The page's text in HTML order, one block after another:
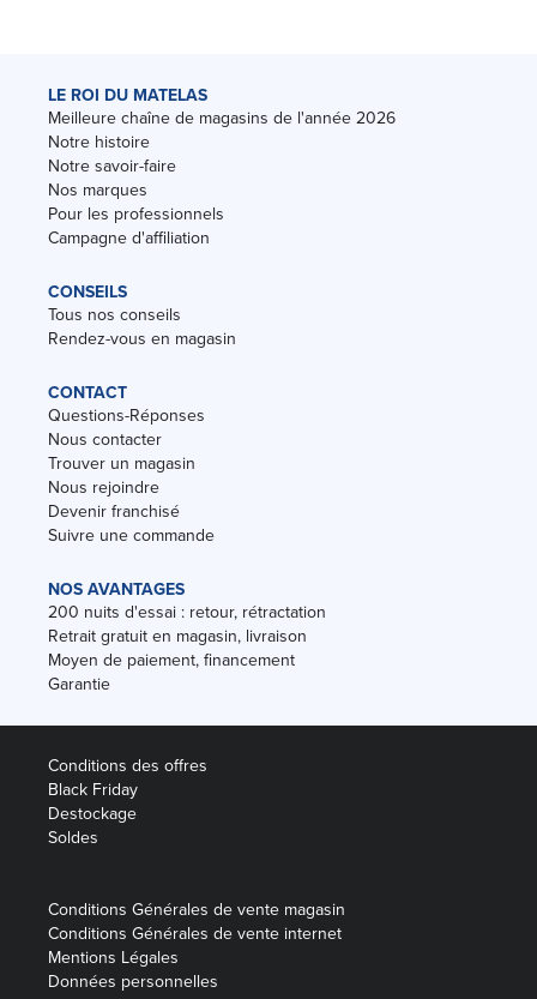
LE ROI DU MATELAS
Meilleure chaîne de magasins de l'année 2026
Notre histoire
Notre savoir-faire
Nos marques
Pour les professionnels
Campagne d'affiliation
CONSEILS
Tous nos conseils
Rendez-vous en magasin
CONTACT
Questions-Réponses
Nous contacter
Trouver un magasin
Nous rejoindre
Devenir franchisé
Suivre une commande
NOS AVANTAGES
200 nuits d'essai : retour, rétractation
Retrait gratuit en magasin, livraison
Moyen de paiement, financement
Garantie
Conditions des offres
Black Friday
Destockage
Soldes
Conditions Générales de vente magasin
Conditions Générales de vente internet
Mentions Légales
Données personnelles